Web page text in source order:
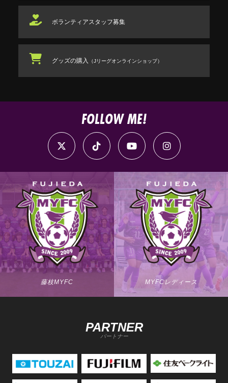
ボランティアスタッフ募集
グッズの購入 （Jリーグオンラインショップ）
FOLLOW ME!
藤枝MYFC MYFCレディース
PARTNER
パートナー